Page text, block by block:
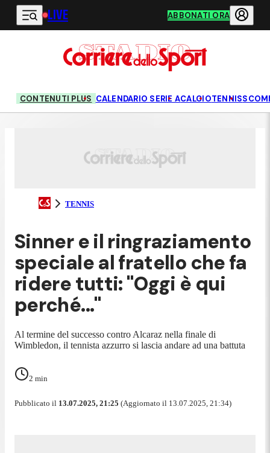
Vai al contenuto principale
LIVE ABBONATI ORA
CONTENUTI PLUS CALENDARIO SERIE ACALCIOTENNIS
TENNIS
Sinner e il ringraziamento
speciale al fratello che fa
ridere tutti: "Oggi è qui
perché..."
Al termine del successo contro Alcaraz nella finale di
Wimbledon, il tennista azzurro si lascia andare ad una battuta
2 min
Pubblicato il 13.07.2025, 21:25 (Aggiornato il 13.07.2025, 21:34)